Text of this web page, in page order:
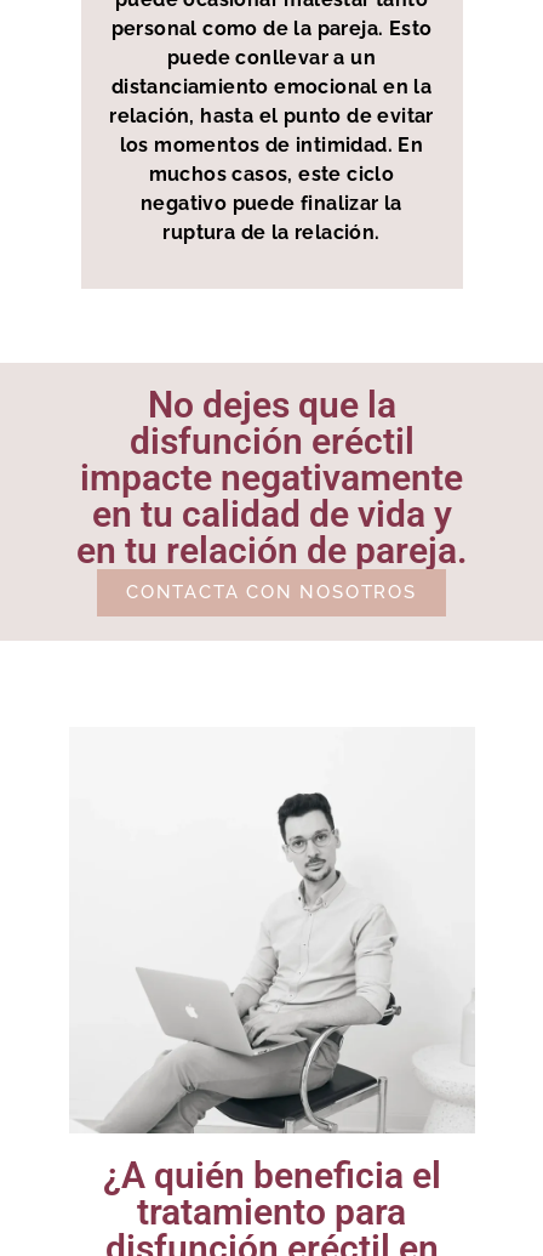
personal como de la pareja. Esto
puede conllevar a un
distanciamiento emocional en la
relación, hasta el punto de evitar
los momentos de intimidad. En
muchos casos, este ciclo
negativo puede finalizar la
ruptura de la relación.
No dejes que la
disfunción eréctil
impacte negativamente
en tu calidad de vida y
en tu relación de pareja.
CONTACTA CON NOSOTROS
¿A quién beneficia el
tratamiento para